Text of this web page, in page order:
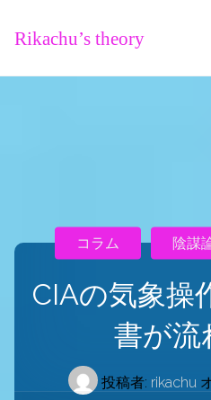
Rikachu’s theory
CIAの気象操
書が流
投稿者: rikachu
コラム 陰謀